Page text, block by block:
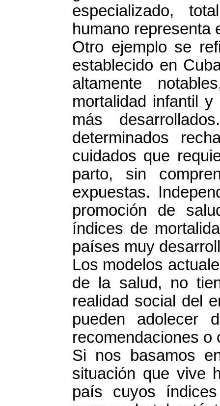
especializado,
humano representa
Otro ejemplo se
establecido en
altamente
mortalidad infantil
más
determinados
cuidados que
parto, sin
expuestas.
promoción de
índices de
países muy
Los modelos
de la salud, no
realidad social del
pueden adolecer
recomendaciones o
Si nos basamos
situación que vive
país cuyos